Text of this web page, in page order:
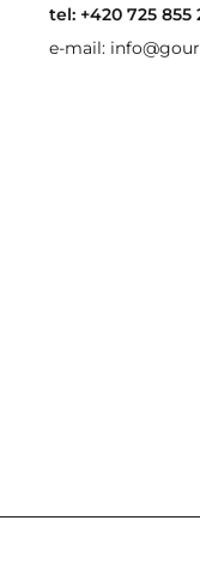
tel: +420 725 855
e-mail: